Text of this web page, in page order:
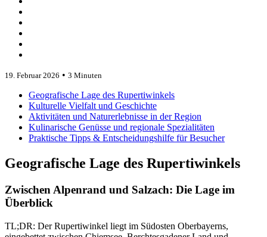
19. Februar 2026 • 3 Minuten
Geografische Lage des Rupertiwinkels
Kulturelle Vielfalt und Geschichte
Aktivitäten und Naturerlebnisse in der Region
Kulinarische Genüsse und regionale Spezialitäten
Praktische Tipps & Entscheidungshilfe für Besucher
Geografische Lage des Rupertiwinkels
Zwischen Alpenrand und Salzach: Die Lage im
Überblick
TL;DR: Der Rupertiwinkel liegt im Südosten Oberbayerns,